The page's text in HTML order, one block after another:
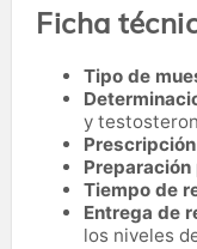
Ficha
Tipo de
y
Preparación
Tiempo de
Entrega de
los niveles